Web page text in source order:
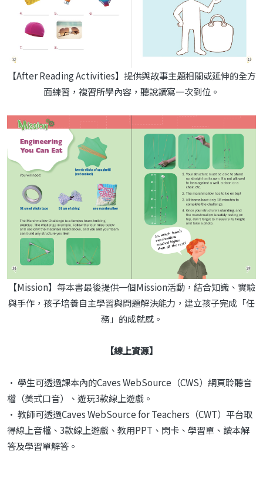
【After Reading Activities】提供與故事主題相關或延伸的全方
面練習，複習所學內容，聽說讀寫一次到位。
【Mission】每本書最後提供一個Mission活動，結合知識、實驗
與手作，孩子培養自主學習與問題解決能力，建立孩子完成「任
務」的成就感。
【線上資源】
• 學生可透過課本內的Caves WebSource（CWS）網頁聆聽音
檔（美式口音）、遊玩3款線上遊戲。
• 教師可透過Caves WebSource for Teachers（CWT）平台取
得線上音檔、3款線上遊戲、教用PPT、閃卡、學習單、讀本解
答及學習單解答。